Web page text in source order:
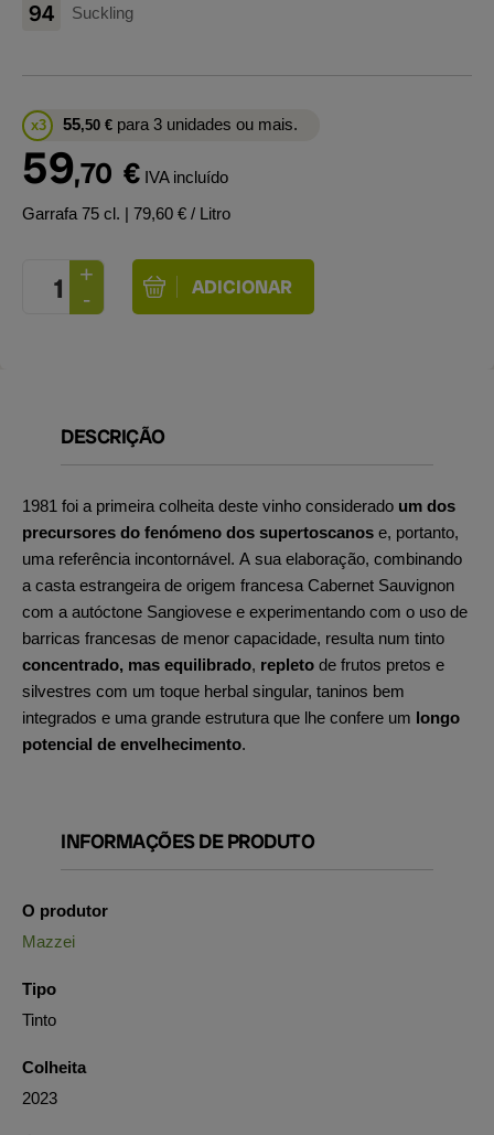
94 Suckling
x3 55,50 € para 3 unidades ou mais.
59,70 € IVA incluído
Garrafa 75 cl. | 79,60 € / Litro
DESCRIÇÃO
1981 foi a primeira colheita deste vinho considerado um dos
precursores do fenómeno dos supertoscanos e, portanto,
uma referência incontornável. A sua elaboração, combinando
a casta estrangeira de origem francesa Cabernet Sauvignon
com a autóctone Sangiovese e experimentando com o uso de
barricas francesas de menor capacidade, resulta num tinto
concentrado, mas equilibrado, repleto de frutos pretos e
silvestres com um toque herbal singular, taninos bem
integrados e uma grande estrutura que lhe confere um longo
potencial de envelhecimento.
INFORMAÇÕES DE PRODUTO
O produtor
Mazzei
Tipo
Tinto
Colheita
2023